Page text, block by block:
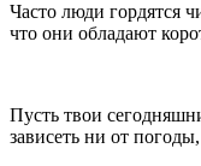
Часто люди гордятся
что они обладают
Пусть твои
зависеть ни от